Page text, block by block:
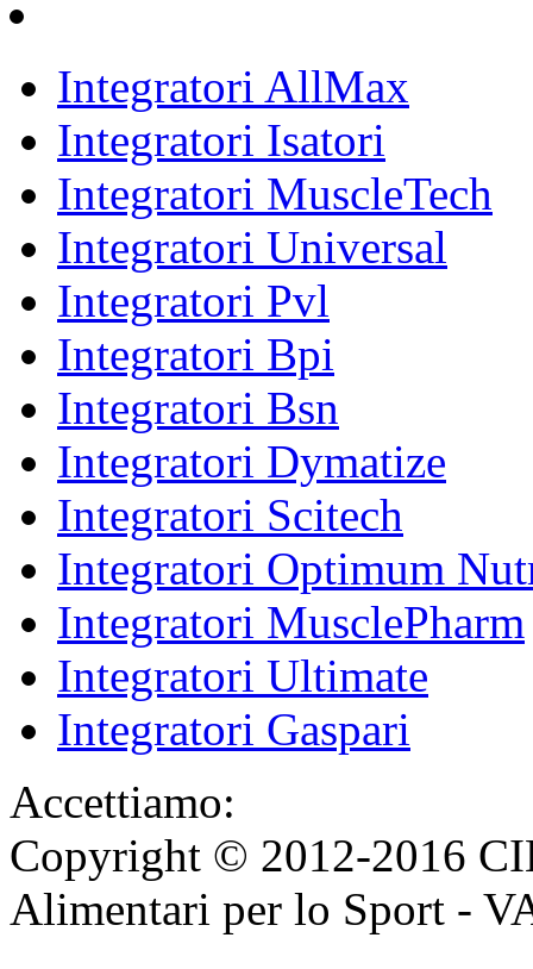
Integratori AllMax
Integratori Isatori
Integratori MuscleTech
Integratori Universal
Integratori Pvl
Integratori Bpi
Integratori Bsn
Integratori Dymatize
Integratori Scitech
Integratori Optimum
Integratori MusclePharm
Integratori Ultimate
Integratori Gaspari
Accettiamo:
Copyright © 2012-2016
Alimentari per lo Sport -